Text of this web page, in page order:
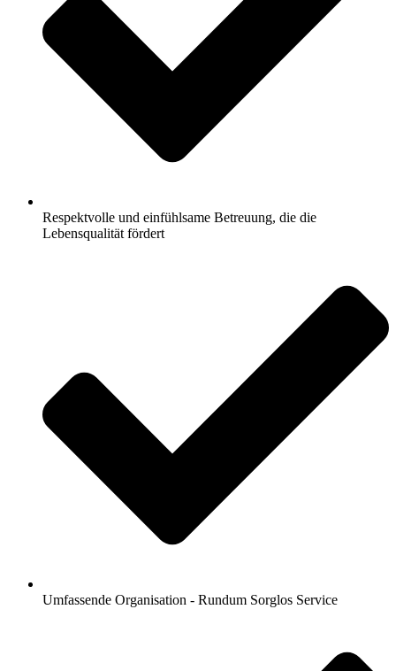
Respektvolle und einfühlsame Betreuung, die die
Lebensqualität fördert
Umfassende Organisation - Rundum Sorglos Service